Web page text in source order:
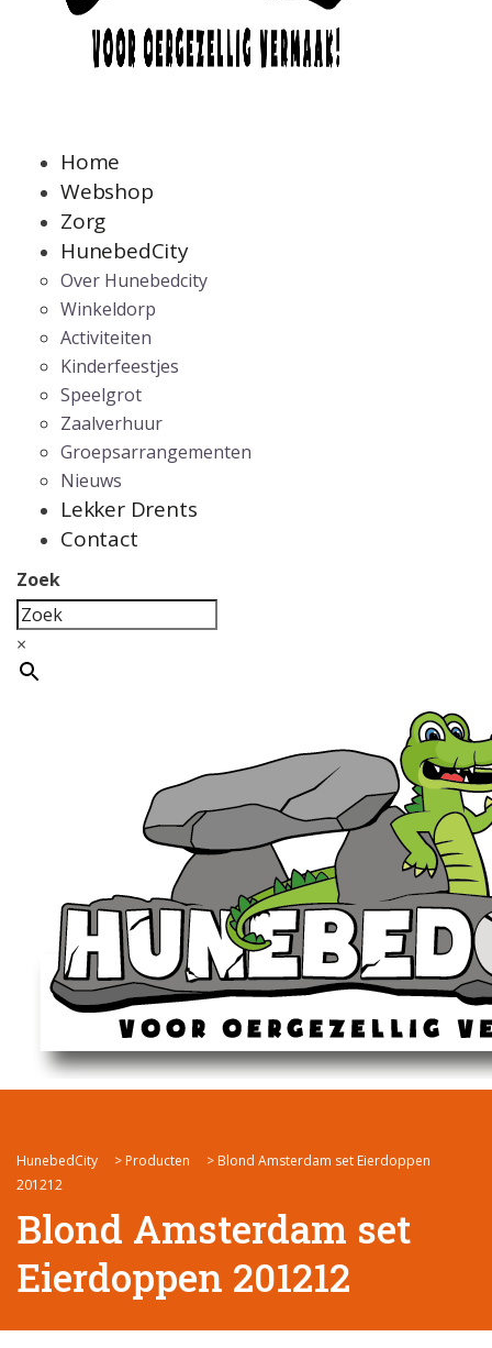
Home
Webshop
Zorg
HunebedCity
Over Hunebedcity
Winkeldorp
Activiteiten
Kinderfeestjes
Speelgrot
Zaalverhuur
Groepsarrangementen
Nieuws
Lekker Drents
Contact
Zoek
×
HunebedCity > Producten > Blond Amsterdam set Eierdoppen
201212
Blond Amsterdam set
Eierdoppen 201212